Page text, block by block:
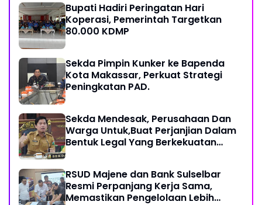
Bupati Hadiri Peringatan Hari
Koperasi, Pemerintah Targetkan
80.000 KDMP
Sekda Pimpin Kunker ke Bapenda
Kota Makassar, Perkuat Strategi
Peningkatan PAD.
Sekda Mendesak, Perusahaan Dan
Warga Untuk,Buat Perjanjian Dalam
Bentuk Legal Yang Berkekuatan
RSUD Majene dan Bank Sulselbar
Resmi Perpanjang Kerja Sama,
Memastikan Pengelolaan Lebih